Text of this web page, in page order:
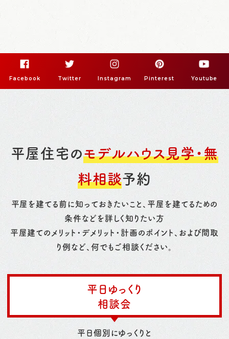
Facebook Twitter Instagram Pinterest Youtube
平屋住宅のモデルハウス見学・無
料相談予約
平屋を建てる前に知っておきたいこと、平屋を建てるための
条件などを詳しく知りたい方
平屋建てのメリット・デメリット・計画のポイント、および間取
り例など、何でもご相談ください。
平日ゆっくり
相談会
平日個別にゆっくりと